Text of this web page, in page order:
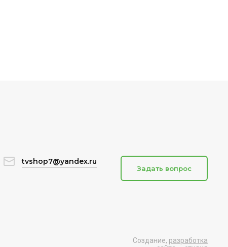
tvshop7@yandex.ru
Задать вопрос
Создание, разработка